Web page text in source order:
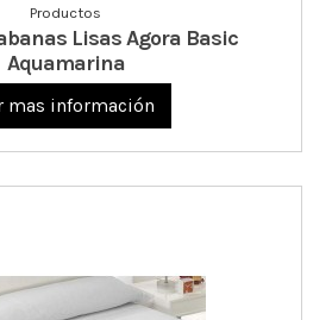
Productos
Lisas Agora Basic
Aquamarina
mas información